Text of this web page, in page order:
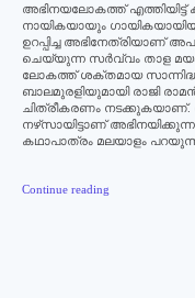
അഭിനയലോകത്ത് എത്തിയിട്ട്
നായികയായും
ഉറപ്പിച്ച അഭിനേത്രിയാണ്
ചെയ്യുന്ന സര്‍വ്വം താള മയം
ലോകത്ത് ശക്തമായ
ബാലമുരളിയുമായി രാജി
ചിത്രീകരണം നടക്കുകയാണ്.
നഴ്‌സായിട്ടാണ്
കഥാപാത്രം മലയാളം
Continue reading